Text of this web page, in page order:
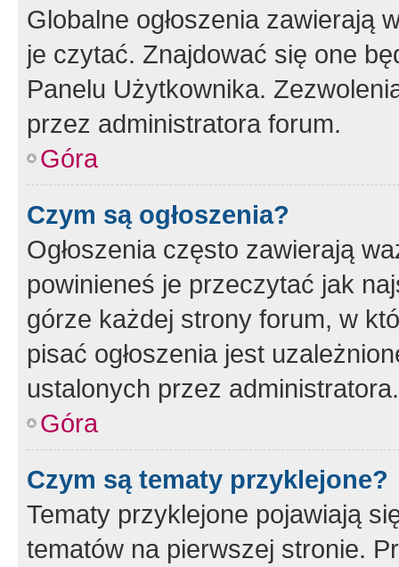
Globalne ogłoszenia zawierają
je czytać. Znajdować się one
Panelu Użytkownika.
przez administratora forum.
Góra
Czym są ogłoszenia?
Ogłoszenia często zawierają
powinieneś je przeczytać jak
górze każdej strony forum, w
pisać ogłoszenia jest
ustalonych przez administratora.
Góra
Czym są tematy przyklejone?
Tematy przyklejone pojawiają
tematów na pierwszej stronie.